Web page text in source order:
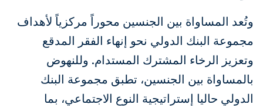
وتُعد المساواة بين الجنسين محوراً مركزياً لأهداف
مجموعة البنك الدولي نحو إنهاء الفقر المدقع
وتعزيز الرخاء المشترك المستدام. وللنهوض
بالمساواة بين الجنسين، تطبق مجموعة البنك
الدولي حاليا إستراتيجية النوع الاجتماعي، بما